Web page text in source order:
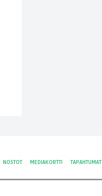
NOSTOT MEDIAKORTTI TAPAHTUMAT